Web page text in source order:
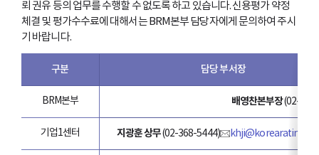
뢰 권유 등의 업무를 수행할 수 없도록 하고 있습니다.신용평가 약정
체결 및 평가수수료에 대해서는 BRM본부 담당자에게 문의하여 주시
기 바랍니다.
구분 담당 부서장
BRM본부 배영찬본부장(02-
기업1센터 지광훈 상무(02-368-5444)